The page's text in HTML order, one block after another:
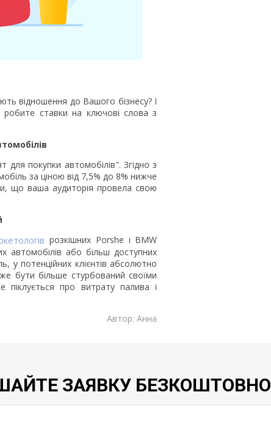
відношення до Вашого бізнесу? І
ставки на ключові слова з
покупки автомобілів". Згідно з
за ціною від 7,5% до 8% нижче
що ваша аудиторія провела свою
розкішних Porshe і BMW
автомобілів або більш доступних
у потенційних клієнтів абсолютно
бути більше стурбований своїми
піклується про витрату палива і
Автор: Анна
ЗАЯВКУ БЕЗКОШТОВНО